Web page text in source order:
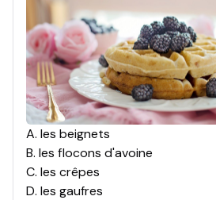
A. les beignets
B. les flocons d'avoine
C. les crêpes
D. les gaufres